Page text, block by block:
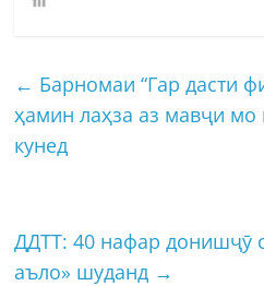
← Барномаи “Гар дасти
ҳамин лаҳза аз мавҷи мо
кунед
ДДТТ: 40 нафар донишҷӯ
аъло» шуданд →